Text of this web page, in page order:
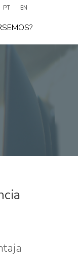
PT EN